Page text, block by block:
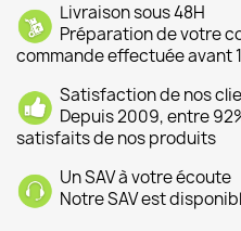
Livraison sous 48H
Préparation de votre
commande effectuée avant
Satisfaction de nos
Depuis 2009, entre
satisfaits de nos produits
Un SAV à votre écoute
Notre SAV est